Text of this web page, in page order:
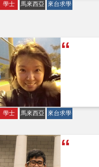
學士 馬來西亞 來台求學
學士 馬來西亞 來台求學